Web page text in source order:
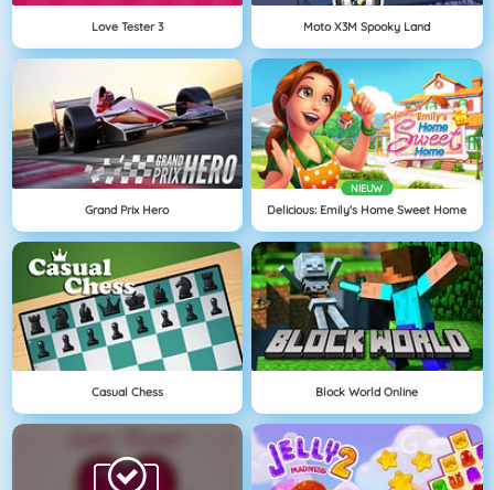
Love Tester 3 Moto X3M Spooky Land
Grand Prix Hero
NIEUW
Delicious: Emily's Home Sweet Home
Casual Chess Block World Online